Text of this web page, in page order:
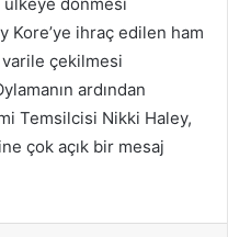
Kore’ye ihraç edilen ham
varile çekilmesi
ardından
Temsilcisi Nikki Haley,
çok açık bir mesaj